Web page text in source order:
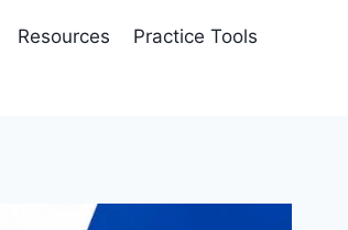
Resources Practice Tools